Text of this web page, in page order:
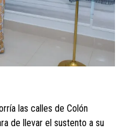
las calles de Colón
de llevar el sustento a su